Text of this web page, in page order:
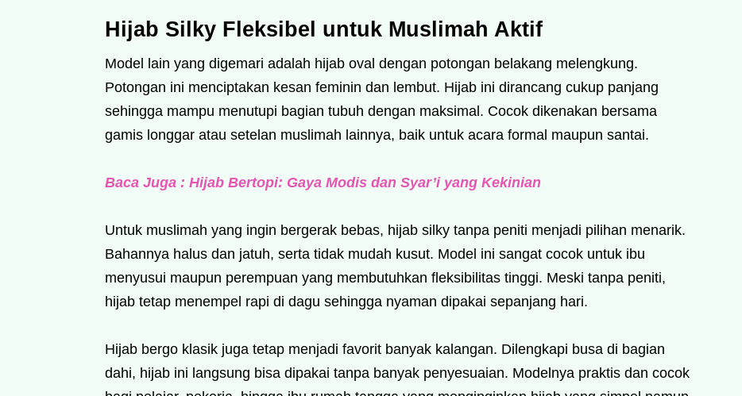
Hijab Silky Fleksibel untuk Muslimah Aktif
Model lain yang digemari adalah hijab oval dengan potongan belakang melengkung.
Potongan ini menciptakan kesan feminin dan lembut. Hijab ini dirancang cukup panjang
sehingga mampu menutupi bagian tubuh dengan maksimal. Cocok dikenakan bersama
gamis longgar atau setelan muslimah lainnya, baik untuk acara formal maupun santai.
Baca Juga : Hijab Bertopi: Gaya Modis dan Syar’i yang Kekinian
Untuk muslimah yang ingin bergerak bebas, hijab silky tanpa peniti menjadi pilihan menarik.
Bahannya halus dan jatuh, serta tidak mudah kusut. Model ini sangat cocok untuk ibu
menyusui maupun perempuan yang membutuhkan fleksibilitas tinggi. Meski tanpa peniti,
hijab tetap menempel rapi di dagu sehingga nyaman dipakai sepanjang hari.
Hijab bergo klasik juga tetap menjadi favorit banyak kalangan. Dilengkapi busa di bagian
dahi, hijab ini langsung bisa dipakai tanpa banyak penyesuaian. Modelnya praktis dan cocok